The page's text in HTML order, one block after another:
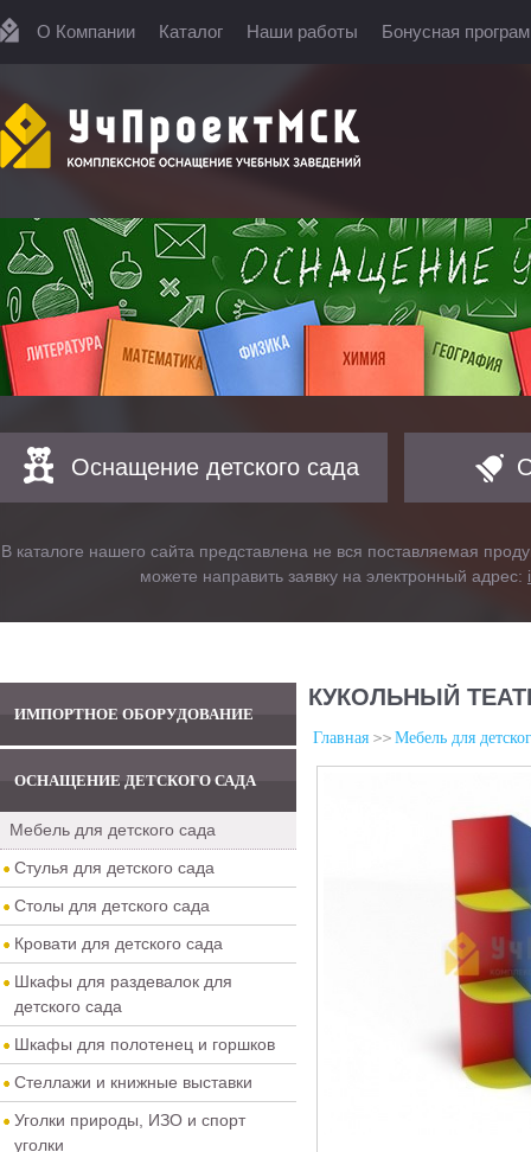
О Компании Каталог Наши работы Бонусная
Оснащение детского сада
В каталоге нашего сайта представлена не вся поставляемая
можете направить заявку на электронный адрес:
ИМПОРТНОЕ ОБОРУДОВАНИЕ
ОСНАЩЕНИЕ ДЕТСКОГО САДА
Мебель для детского сада
Стулья для детского сада
Столы для детского сада
Кровати для детского сада
Шкафы для раздевалок для
детского сада
Шкафы для полотенец и горшков
Стеллажи и книжные выставки
Уголки природы, ИЗО и спорт
уголки
КУКОЛЬНЫЙ
Главная Мебель для